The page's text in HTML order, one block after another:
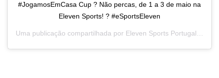
#JogamosEmCasa Cup ? Não percas, de 1 a 3 de maio na
Eleven Sports! ? #eSportsEleven
Uma publicação compartilhada por Eleven Sports Portugal